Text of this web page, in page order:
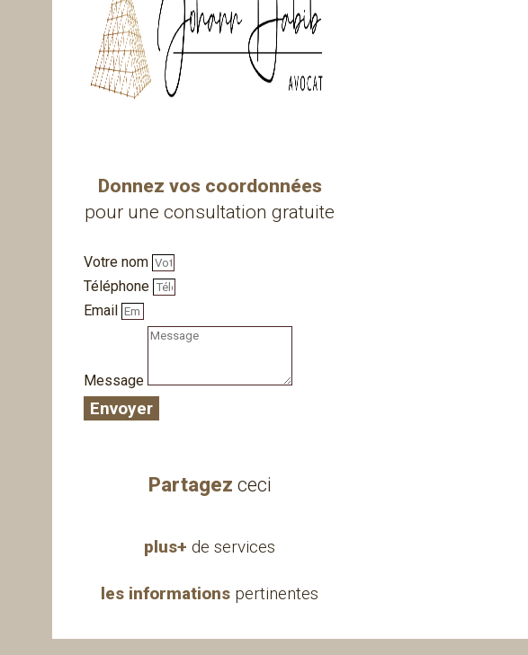
Donnez vos coordonnées
pour une consultation gratuite
Votre nom
Téléphone
Email
Message
Envoyer
Partagez ceci
plus+ de services
les informations pertinentes